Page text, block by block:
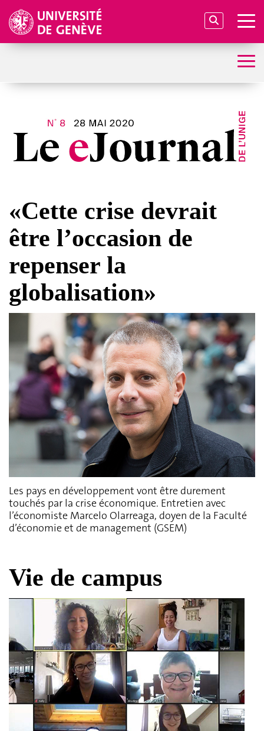
«Cette crise devrait
être l’occasion de
repenser la
globalisation»
Les pays en développement vont être durement
touchés par la crise économique. Entretien avec
l’économiste Marcelo Olarreaga, doyen de la Faculté
d’économie et de management (GSEM)
Vie de campus